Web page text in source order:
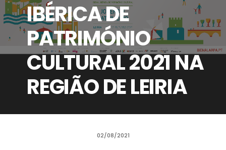
IBÉRICA DE
PATRIMÓNIO
CULTURAL 2021 NA
REGIÃO DE LEIRIA
02/08/2021